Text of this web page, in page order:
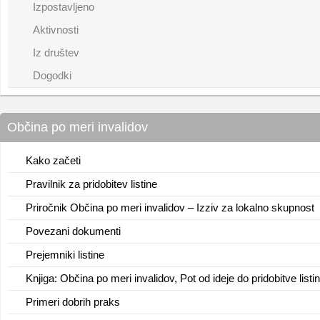
Izpostavljeno
Aktivnosti
Iz društev
Dogodki
Občina po meri invalidov
Kako začeti
Pravilnik za pridobitev listine
Priročnik Občina po meri invalidov – Izziv za lokalno skupnost
Povezani dokumenti
Prejemniki listine
Knjiga: Občina po meri invalidov, Pot od ideje do pridobitve
Primeri dobrih praks